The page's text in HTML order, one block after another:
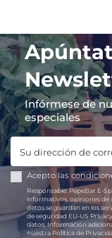
Infórmese de
especiales
Acepto las
Responsable:PepeBar E-
informativos, opiniones de
datos se guardan en los
de seguridad EU-US Privacy.
datos. Información
nuestra Política de